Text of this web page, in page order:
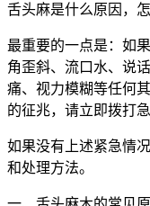
舌头麻是什么原因，
最重要的一点是：如
角歪斜、流口水、说
痛、视力模糊等任何
的征兆，请立即拨打
如果没有上述紧急情
和处理方法。